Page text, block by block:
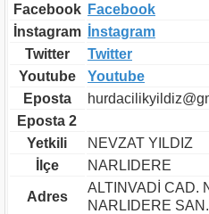
Facebook Facebook
İnstagram
İnstagram
Twitter
Twitter
Youtube
Youtube
Eposta
Eposta 2
Yetkili
NEVZAT YILDIZ
İlçe
NARLIDERE
Adres
ALTINVADİ CAD.
NARLIDERE SAN.